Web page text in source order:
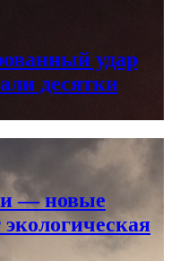
удар
десятки
— новые